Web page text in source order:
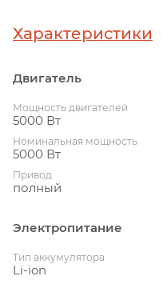
Характеристики
Двигатель
Мощность двигателей
5000 Вт
Номинальная мощность
5000 Вт
Привод
полный
Электропитание
Тип аккумулятора
Li-ion